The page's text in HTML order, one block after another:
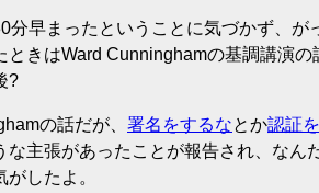
分早まったということに気づかず、が
ときはWard Cunninghamの基調講演の
?
の話だが、 署名をするなとか認証
な主張があったことが報告され、なん
したよ。